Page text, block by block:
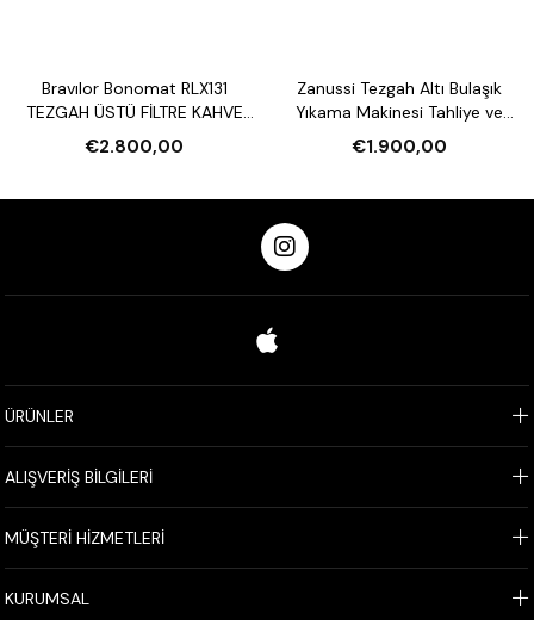
Bravılor Bonomat RLX131
TEZGAH ÜSTÜ FİLTRE KAHVE
MAKİNESİ VE SU ISITICI
€2.800,00
Zanussi Tezgah Altı Bulaşık
Yıkama Makinesi Tahliye ve
Parlatıcı Pompalı
€1.900,00
ÜRÜNLER
ALIŞVERİŞ BİLGİLERİ
MÜŞTERİ HİZMETLERİ
KURUMSAL